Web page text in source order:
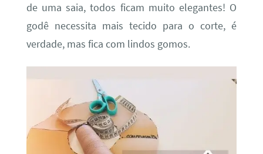
de uma saia, todos ficam muito elegantes! O
godê necessita mais tecido para o corte, é
verdade, mas fica com lindos gomos.